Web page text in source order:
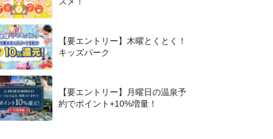
【要エントリー】木曜とくとく！
キッズパーク
【要エントリー】月曜日の温泉予
約でポイント+10%増量！